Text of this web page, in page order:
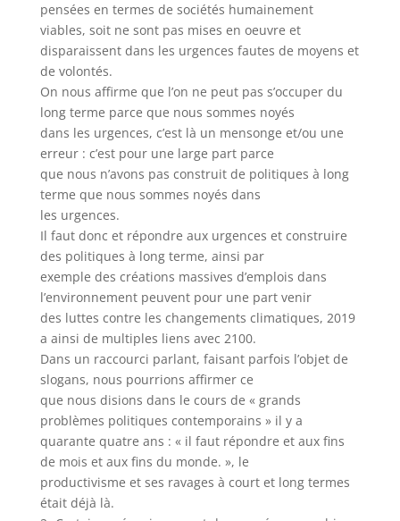
pensées en termes de sociétés humainement
viables, soit ne sont pas mises en oeuvre et
disparaissent dans les urgences fautes de moyens et
de volontés.
On nous affirme que l’on ne peut pas s’occuper du
long terme parce que nous sommes noyés
dans les urgences, c’est là un mensonge et/ou une
erreur : c’est pour une large part parce
que nous n’avons pas construit de politiques à long
terme que nous sommes noyés dans
les urgences.
Il faut donc et répondre aux urgences et construire
des politiques à long terme, ainsi par
exemple des créations massives d’emplois dans
l’environnement peuvent pour une part venir
des luttes contre les changements climatiques, 2019
a ainsi de multiples liens avec 2100.
Dans un raccourci parlant, faisant parfois l’objet de
slogans, nous pourrions affirmer ce
que nous disions dans le cours de « grands
problèmes politiques contemporains » il y a
quarante quatre ans : « il faut répondre et aux fins
de mois et aux fins du monde. », le
productivisme et ses ravages à court et long termes
était déjà là.